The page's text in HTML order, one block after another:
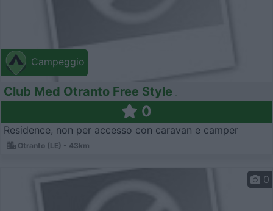
Campeggio
Club Med Otranto Free Style
0
Residence, non per accesso con caravan e camper
Otranto (LE) - 43km
0